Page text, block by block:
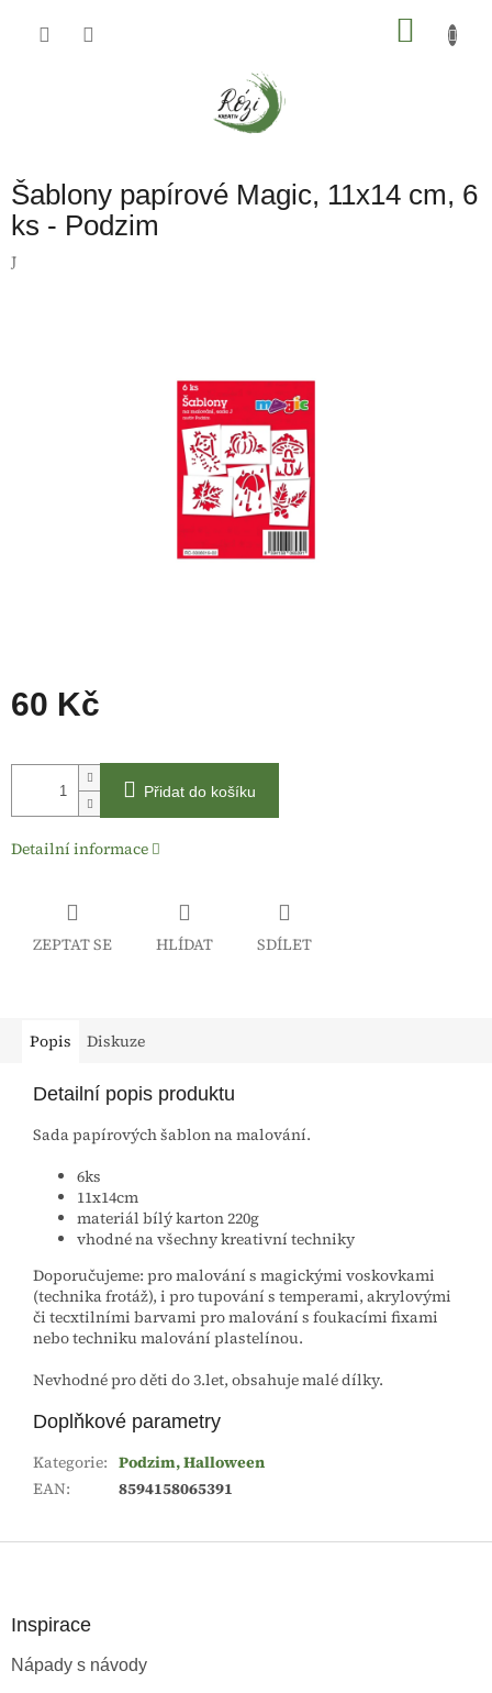
Šablony papírové Magic, 11x14 cm, 6
ks - Podzim
J
60 Kč
cena:
Přidat do košíku
Detailní informace
ZEPTAT SE HLÍDAT SDÍLET
Popis Diskuze
Detailní popis produktu
Sada papírových šablon na malování.
6ks
11x14cm
materiál bílý karton 220g
vhodné na všechny kreativní techniky
Doporučujeme: pro malování s magickými voskovkami
(technika frotáž), i pro tupování s temperami, akrylovými
či tecxtilními barvami pro malování s foukacími fixami
nebo techniku malování plastelínou.
Nevhodné pro děti do 3.let, obsahuje malé dílky.
Doplňkové parametry
Kategorie: Podzim, Halloween
EAN: 8594158065391
Inspirace
Nápady s návody